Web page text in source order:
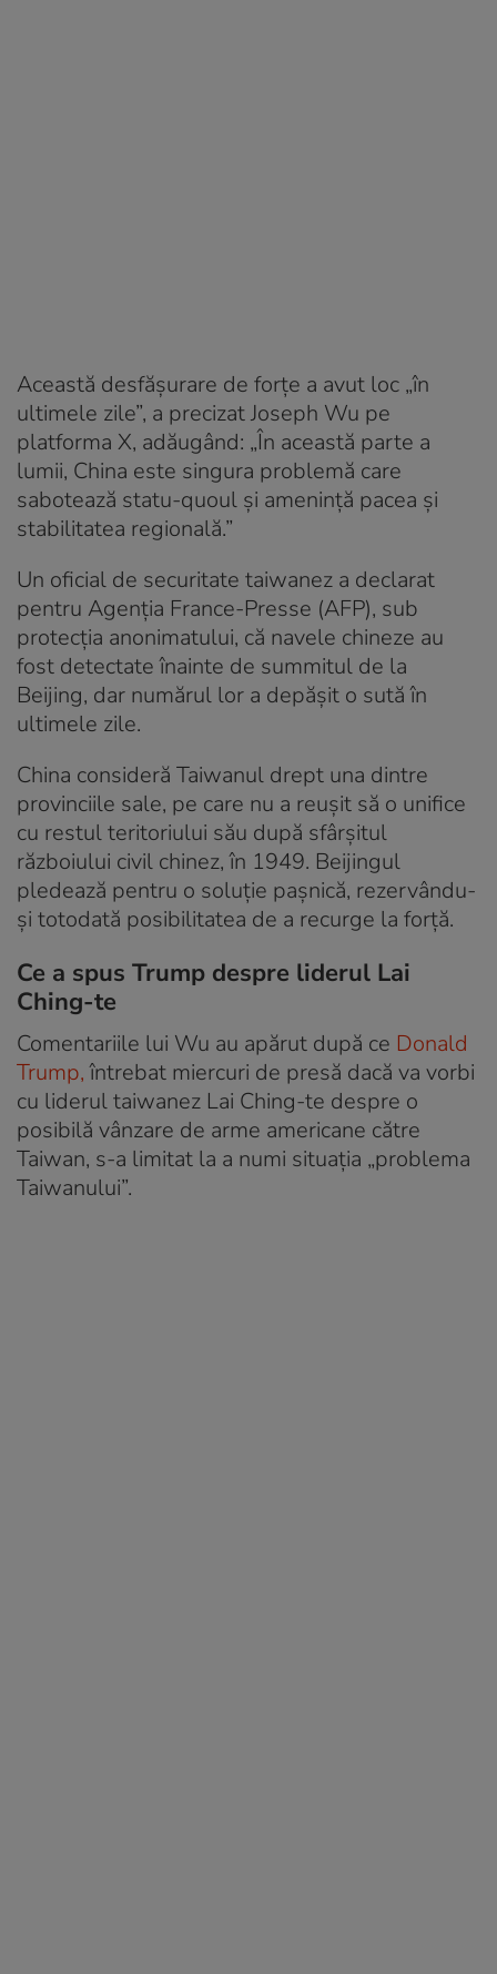
Această desfășurare de forțe a avut loc „în
ultimele zile”, a precizat Joseph Wu pe
platforma X, adăugând: „În această parte a
lumii, China este singura problemă care
sabotează statu-quoul și amenință pacea și
stabilitatea regională.”
Un oficial de securitate taiwanez a declarat
pentru Agenția France-Presse (AFP), sub
protecția anonimatului, că navele chineze au
fost detectate înainte de summitul de la
Beijing, dar numărul lor a depășit o sută în
ultimele zile.
China consideră Taiwanul drept una dintre
provinciile sale, pe care nu a reușit să o unifice
cu restul teritoriului său după sfârșitul
războiului civil chinez, în 1949. Beijingul
pledează pentru o soluție pașnică, rezervându-
și totodată posibilitatea de a recurge la forță.
Ce a spus Trump despre liderul Lai
Ching-te
Comentariile lui Wu au apărut după ce Donald
Trump,întrebat miercuri de presă dacă va vorbi
cu liderul taiwanez Lai Ching-te despre o
posibilă vânzare de arme americane către
Taiwan, s-a limitat la a numi situația „problema
Taiwanului”.